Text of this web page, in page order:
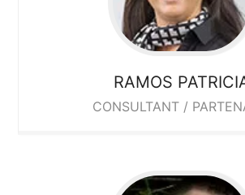
RAMOS
CONSULTANT /